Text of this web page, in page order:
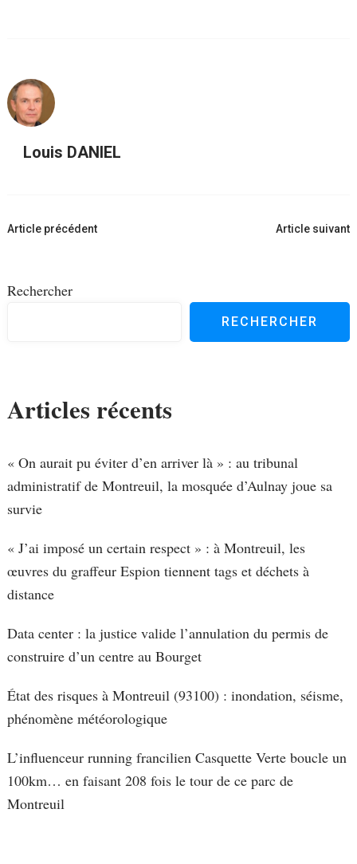
Louis DANIEL
Navigation
Article précédent Article suivant
Rechercher
RECHERCHER
Articles récents
« On aurait pu éviter d’en arriver là » : au tribunal
administratif de Montreuil, la mosquée d’Aulnay joue sa
survie
« J’ai imposé un certain respect » : à Montreuil, les
œuvres du graffeur Espion tiennent tags et déchets à
distance
Data center : la justice valide l’annulation du permis de
construire d’un centre au Bourget
État des risques à Montreuil (93100) : inondation, séisme,
phénomène météorologique
L’influenceur running francilien Casquette Verte boucle un
100km… en faisant 208 fois le tour de ce parc de
Montreuil